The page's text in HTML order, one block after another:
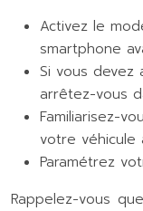
Activez le
smartphone
Si vous devez
arrêtez-vous
Familiarisez-
votre
Paramétrez
Rappelez-vous que